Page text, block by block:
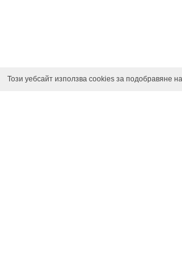
Този уебсайт използва cookies за подобравяне